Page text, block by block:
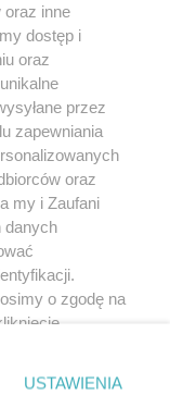
powielany i
sposób (w
polu
w Internecie
użycie lub
prawa, tzn.
i może być ścigane
oraz inne
dostęp i
oraz
przez
zapewniania
oraz
my i Zaufani
danych
o zgodę na
prywatności
USTAWIENIA